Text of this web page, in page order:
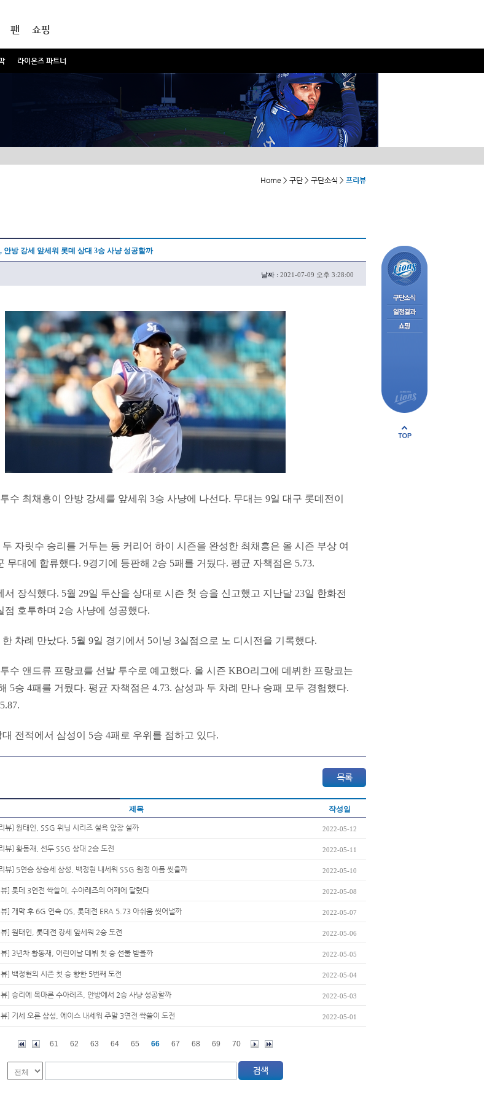
라이온즈 파트너
팬 쇼핑
Home > 구단 > 구단소식 > 프리뷰
안방 강세 앞세워 롯데 상대 3승 사냥 성공할까
날짜 : 2021-07-09 오후 3:28:00
수 최채흥이 안방 강세를 앞세워 3승 사냥에 나선다. 무대는 9일 대구 롯데전이
자릿수 승리를 거두는 등 커리어 하이 시즌을 완성한 최채흥은 올 시즌 부상 여
무대에 합류했다. 9경기에 등판해 2승 5패를 거뒀다. 평균 자책점은 5.73.
서 장식했다. 5월 29일 두산을 상대로 시즌 첫 승을 신고했고 지난달 23일 한화전
점 호투하며 2승 사냥에 성공했다.
차례 만났다. 5월 9일 경기에서 5이닝 3실점으로 노 디시전을 기록했다.
수 앤드류 프랑코를 선발 투수로 예고했다. 올 시즌 KBO리그에 데뷔한 프랑코는
5승 4패를 거뒀다. 평균 자책점은 4.73. 삼성과 두 차례 만나 승패 모두 경험했다.
전적에서 삼성이 5승 4패로 우위를 점하고 있다.
제목 작성일
뷰] 원태인, SSG 위닝 시리즈 설욕 앞장 설까 2022-05-12
뷰] 황동재, 선두 SSG 상대 2승 도전 2022-05-11
뷰] 5연승 상승세 삼성, 백정현 내세워 SSG 원정 아픔 씻을까 2022-05-10
] 롯데 3연전 싹쓸이, 수아레즈의 어깨에 달렸다 2022-05-08
] 개막 후 6G 연속 QS, 롯데전 ERA 5.73 아쉬움 씻어낼까 2022-05-07
] 원태인, 롯데전 강세 앞세워 2승 도전 2022-05-06
] 3년차 황동재, 어린이날 데뷔 첫 승 선물 받을까 2022-05-05
] 백정현의 시즌 첫 승 향한 5번째 도전 2022-05-04
] 승리에 목마른 수아레즈, 안방에서 2승 사냥 성공할까 2022-05-03
] 기세 오른 삼성, 에이스 내세워 주말 3연전 싹쓸이 도전 2022-05-01
61 62 63 64 65 66 67 68 69 70